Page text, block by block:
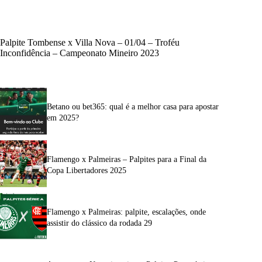
Palpite Tombense x Villa Nova – 01/04 – Troféu
Inconfidência – Campeonato Mineiro 2023
Betano ou bet365: qual é a melhor casa para apostar
em 2025?
Flamengo x Palmeiras – Palpites para a Final da
Copa Libertadores 2025
Flamengo x Palmeiras: palpite, escalações, onde
assistir do clássico da rodada 29